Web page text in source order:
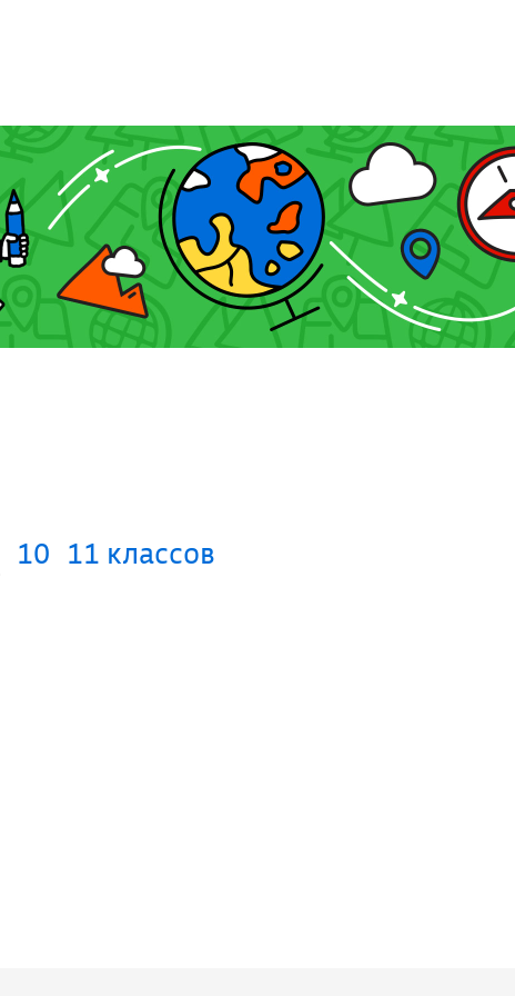
10 11 классов